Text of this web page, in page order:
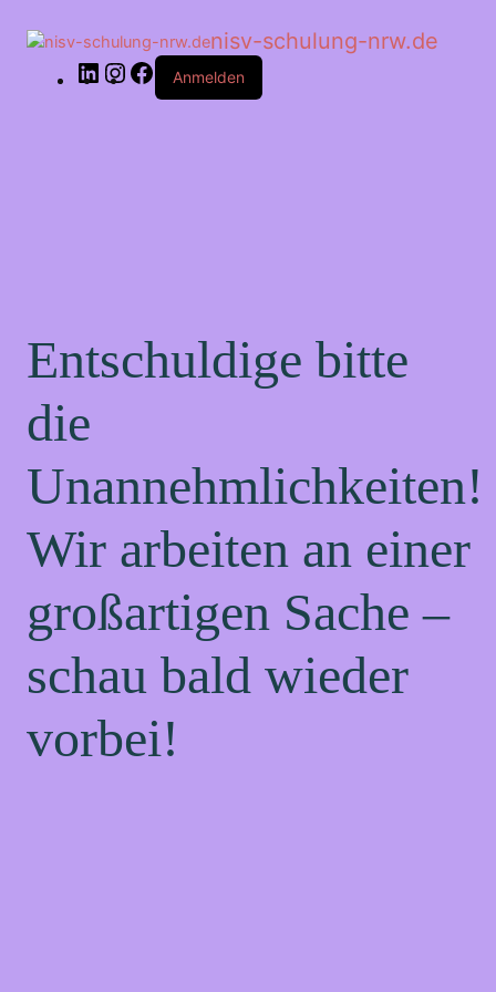
nisv-schulung-nrw.de
Anmelden
Entschuldige bitte
die
Unannehmlichkeiten!
Wir arbeiten an einer
großartigen Sache –
schau bald wieder
vorbei!